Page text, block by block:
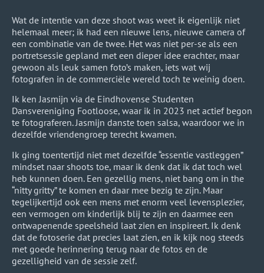
Wat de intentie van deze shoot was weet ik eigenlijk niet
helemaal meer; ik had een nieuwe lens, nieuwe camera of
een combinatie van de twee. Het was niet per-se als een
portretsessie gepland met een dieper idee erachter, maar
gewoon als leuk samen foto’s maken, iets wat wij
fotografen in de commerciële wereld toch te weinig doen.
Ik ken Jasmijn via de Eindhovense Studenten
Dansvereniging Footloose, waar ik in 2023 net actief begon
te fotograferen. Jasmijn danste toen salsa, waardoor we in
dezelfde vriendengroep terecht kwamen.
Ik ging toentertijd niet met dezelfde “essentie vastleggen”
mindset naar shoots toe, maar ik denk dat ik dat toch wel
heb kunnen doen. Een gezellig mens, niet bang om in the
“nitty gritty” te komen en daar mee bezig te zijn. Maar
tegelijkertijd ook een mens met enorm veel levensplezier,
een vermogen om kinderlijk blij te zijn en daarmee een
ontwapenende speelsheid laat zien en inspireert. Ik denk
dat de fotoserie dat precies laat zien, en ik kijk nog steeds
met goede herinnering terug naar de fotos en de
gezelligheid van de sessie zelf.